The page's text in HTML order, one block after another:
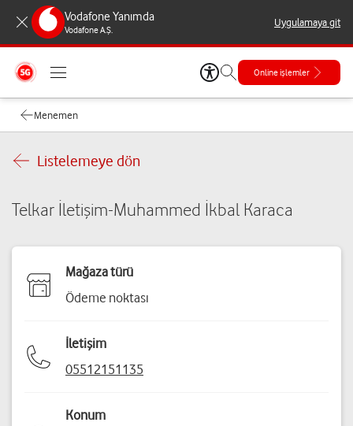
Vodafone Yanımda
Vodafone A.Ş.
Uygulamaya git
Online işlemler
Menemen
Listelemeye dön
Telkar İletişim-Muhammed İkbal Karaca
Mağaza türü
Ödeme noktası
İletişim
05512151135
Konum